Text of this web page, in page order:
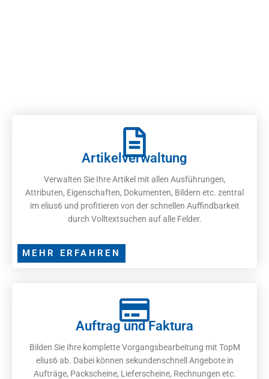
Artikelverwaltung
Verwalten Sie Ihre Artikel mit allen Ausführungen,
Attributen, Eigenschaften, Dokumenten, Bildern etc. zentral
im elius6 und profitieren von der schnellen Auffindbarkeit
durch Volltextsuchen auf alle Felder.
MEHR ERFAHREN
Auftrag und Faktura
Bilden Sie Ihre komplette Vorgangsbearbeitung mit TopM
elius6 ab. Dabei können sekundenschnell Angebote in
Aufträge, Packscheine, Lieferscheine, Rechnungen etc.